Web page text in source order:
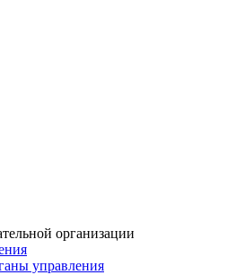
организации
управления